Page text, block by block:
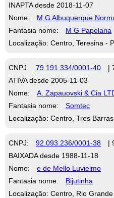
INAPTA desde 2018-11-07
Nome:
M G Albuquerque
Fantasia nome:
M G Papelaria
Localização: Centro, Teresina -
CNPJ: 79.191.334/0001-40
|
ATIVA desde 2005-11-03
Nome:
A. Zapauovski & Cia
Fantasia nome:
Somtec
Localização: Centro, Tres
CNPJ: 92.093.236/0001-38
|
BAIXADA desde 1988-11-18
Nome:
e de Mello Luvielmo
Fantasia nome:
Bijutinha
Localização: Centro, Rio